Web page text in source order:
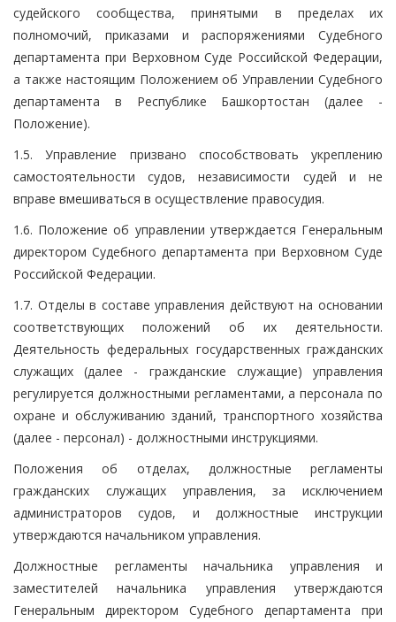
судейского сообщества, принятыми в пределах их
полномочий, приказами и распоряжениями Судебного
департамента при Верховном Суде Российской Федерации,
а также настоящим Положением об Управлении Судебного
департамента в Республике Башкортостан (далее -
Положение).
1.5. Управление призвано способствовать укреплению
самостоятельности судов, независимости судей и не
вправе вмешиваться в осуществление правосудия.
1.6. Положение об управлении утверждается Генеральным
директором Судебного департамента при Верховном Суде
Российской Федерации.
1.7. Отделы в составе управления действуют на основании
соответствующих положений об их деятельности.
Деятельность федеральных государственных гражданских
служащих (далее - гражданские служащие) управления
регулируется должностными регламентами, а персонала по
охране и обслуживанию зданий, транспортного хозяйства
(далее - персонал) - должностными инструкциями.
Положения об отделах, должностные регламенты
гражданских служащих управления, за исключением
администраторов судов, и должностные инструкции
утверждаются начальником управления.
Должностные регламенты начальника управления и
заместителей начальника управления утверждаются
Генеральным директором Судебного департамента при